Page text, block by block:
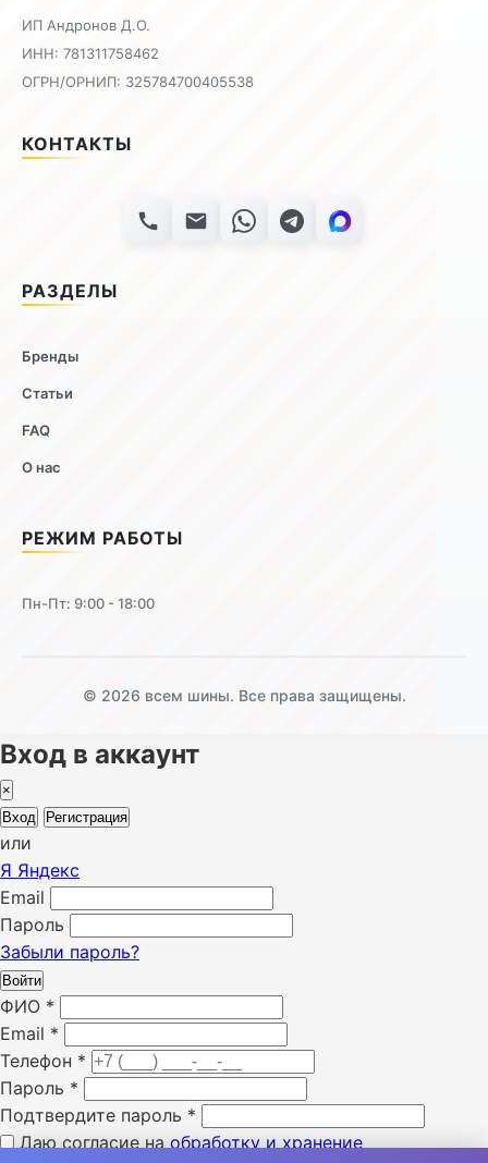
ИП Андронов Д.О.
ИНН: 781311758462
ОГРН/ОРНИП: 325784700405538
КОНТАКТЫ
РАЗДЕЛЫ
Бренды
Статьи
FAQ
О нас
РЕЖИМ РАБОТЫ
Пн-Пт: 9:00 - 18:00
© 2026 всем шины. Все права защищены.
Вход в аккаунт
×
Вход
Регистрация
или
Я Яндекс
Email
Пароль
Забыли пароль?
Войти
ФИО *
Email *
Телефон *
Пароль *
Подтвердите пароль *
Даю согласие наобработку и хранение